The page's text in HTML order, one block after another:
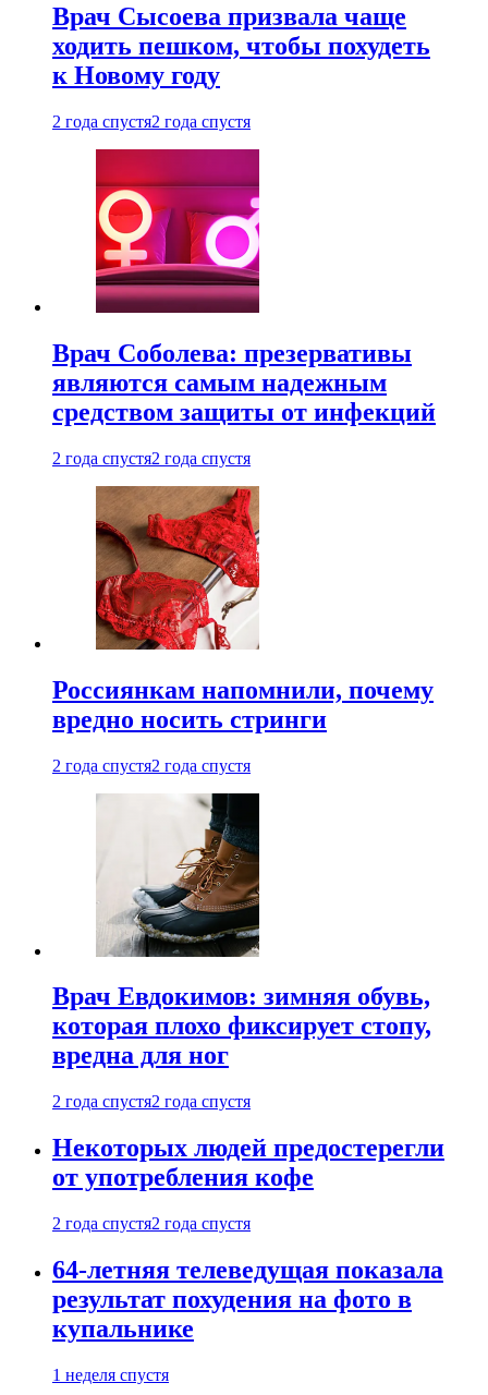
Врач Сысоева призвала чаще
ходить пешком, чтобы похудеть
к Новому году
2 года спустя2 года спустя
Врач Соболева: презервативы
являются самым надежным
средством защиты от инфекций
2 года спустя2 года спустя
Россиянкам напомнили, почему
вредно носить стринги
2 года спустя2 года спустя
Врач Евдокимов: зимняя обувь,
которая плохо фиксирует стопу,
вредна для ног
2 года спустя2 года спустя
Некоторых людей предостерегли
от употребления кофе
2 года спустя2 года спустя
64-летняя телеведущая показала
результат похудения на фото в
купальнике
1 неделя спустя